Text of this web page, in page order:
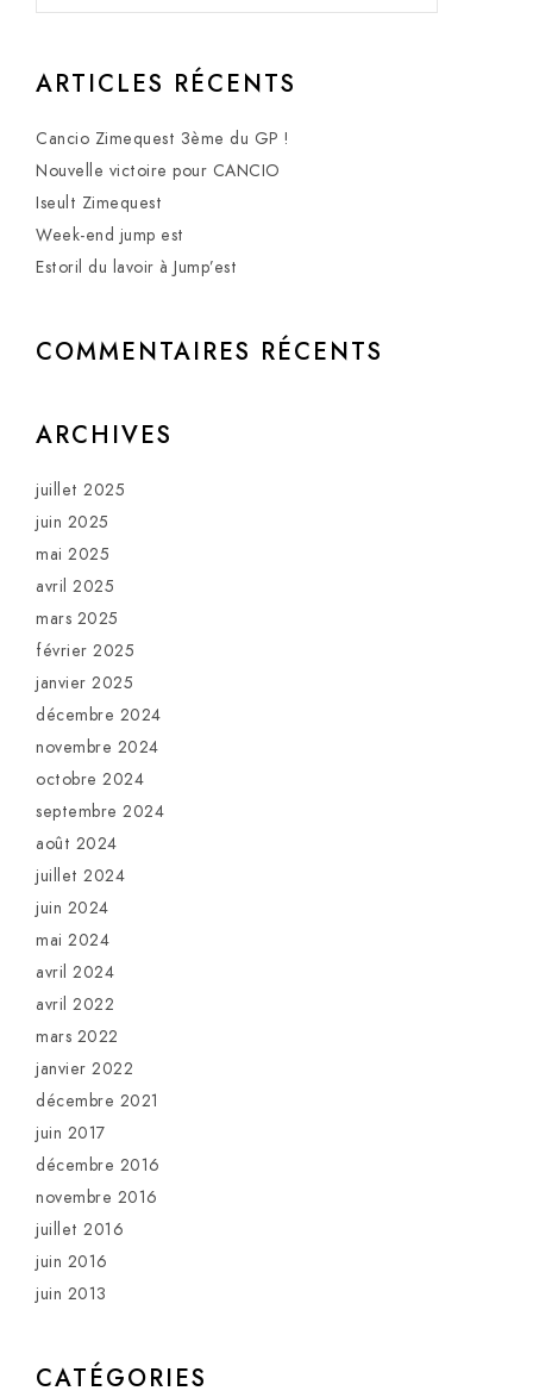
ARTICLES RÉCENTS
Cancio Zimequest 3ème du GP !
Nouvelle victoire pour CANCIO
Iseult Zimequest
Week-end jump est
Estoril du lavoir à Jump’est
COMMENTAIRES RÉCENTS
ARCHIVES
juillet 2025
juin 2025
mai 2025
avril 2025
mars 2025
février 2025
janvier 2025
décembre 2024
novembre 2024
octobre 2024
septembre 2024
août 2024
juillet 2024
juin 2024
mai 2024
avril 2024
avril 2022
mars 2022
janvier 2022
décembre 2021
juin 2017
décembre 2016
novembre 2016
juillet 2016
juin 2016
juin 2013
CATÉGORIES